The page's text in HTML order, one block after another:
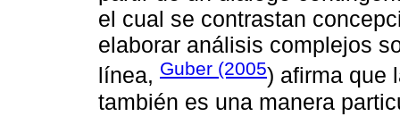
el cual se contrastan
elaborar análisis complejos
línea, Guber (2005) afirma que
también es una manera